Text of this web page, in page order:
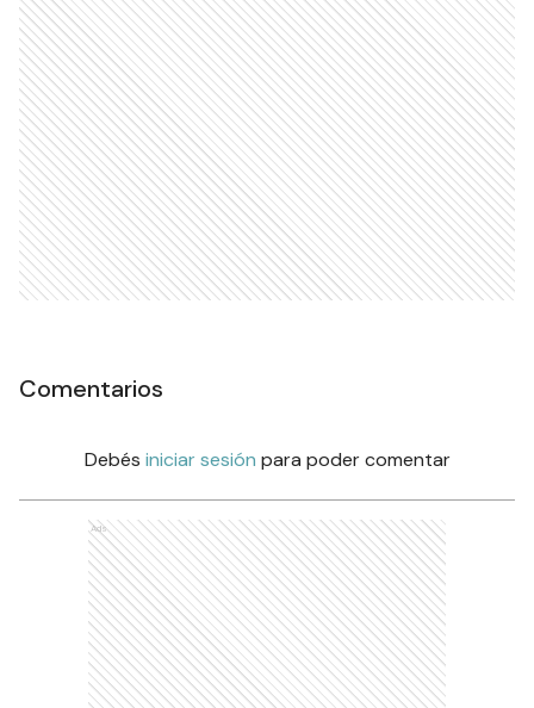
Comentarios
Debés iniciar sesión para poder comentar
Ads